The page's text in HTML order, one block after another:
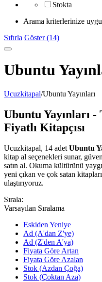
Stokta
Arama kriterlerinize
Sıfırla Göster (14)
Ubuntu
Ucuzkitapal/Ubuntu Yayınları
Ubuntu Yayınları
Fiyatlı Kitapçısı
Ucuzkitapal, 14 adet Ubuntu
kitap al seçenekleri sunar,
satın al. Okuma kültürünü
yeni çıkan ve çok satan
ulaştırıyoruz.
Sırala:
Varsayılan Sıralama
Eskiden Yeniye
Ad (A'dan Z'ye)
Ad (Z'den A'ya)
Fiyata Göre Artan
Fiyata Göre Azalan
Stok (Azdan Çoğa)
Stok (Çoktan Aza)